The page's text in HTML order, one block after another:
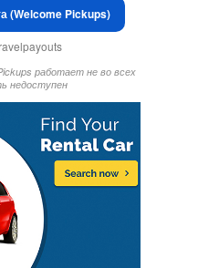
(Welcome Pickups)
работает не во всех
недоступен